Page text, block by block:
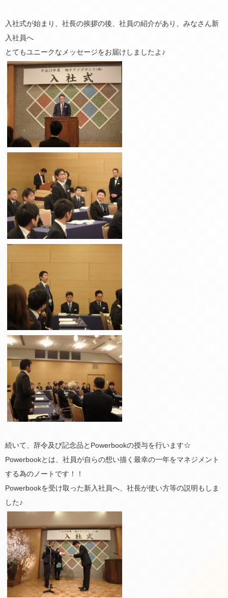
入社式が始まり、社長の挨拶の後、社員の紹介があり、みなさん新
入社員へ
とてもユニークなメッセージをお届けしましたよ♪
続いて、辞令及び記念品とPowerbookの授与を行います☆
Powerbookとは、社員が自らの想い描く最幸の一年をマネジメント
する為のノートです！！
Powerbookを受け取った新入社員へ、社長が使い方等の説明もしま
した♪